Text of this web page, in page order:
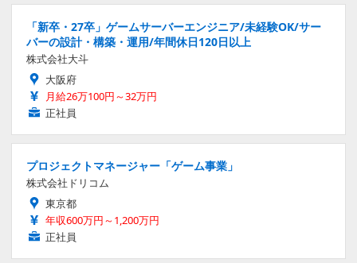
「新卒・27卒」ゲームサーバーエンジニア/未経験OK/サー
バーの設計・構築・運用/年間休日120日以上
株式会社大斗
大阪府
月給26万100円～32万円
正社員
プロジェクトマネージャー「ゲーム事業」
株式会社ドリコム
東京都
年収600万円～1,200万円
正社員